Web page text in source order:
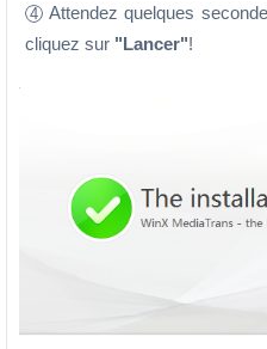
4 Attendez quelques
cliquez sur "Lancer"!